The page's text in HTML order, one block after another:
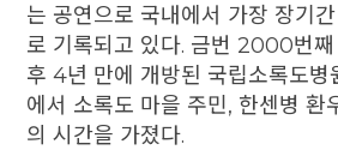
는 공연으로 국내에서 가장 장기
로 기록되고 있다. 금번 2000번째
후 4년 만에 개방된 국립소록도병
에서 소록도 마을 주민, 한센병 환
의 시간을 가졌다.